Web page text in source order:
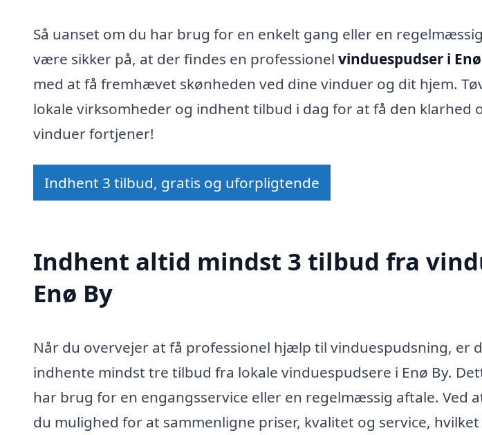
Så uanset om du har brug for en enkelt gang eller en
være sikker på, at der findes en professionel vinduespudser i
med at få fremhævet skønheden ved dine vinduer og dit hjem.
lokale virksomheder og indhent tilbud i dag for at få den klarhed
vinduer fortjener!
Indhent 3 tilbud, gratis og uforpligtende
Indhent altid mindst 3 tilbud fra
Enø By
Når du overvejer at få professionel hjælp til vinduespudsning, er
indhente mindst tre tilbud fra lokale vinduespudsere i Enø By.
har brug for en engangsservice eller en regelmæssig aftale. Ved
du mulighed for at sammenligne priser, kvalitet og service,